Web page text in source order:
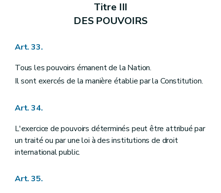
Titre III
DES POUVOIRS
Art. 33.
Tous les pouvoirs émanent de la Nation.
Il sont exercés de la manière établie par la Constitution.
Art. 34.
L'exercice de pouvoirs déterminés peut être attribué par
un traité ou par une loi à des institutions de droit
international public.
Art. 35.